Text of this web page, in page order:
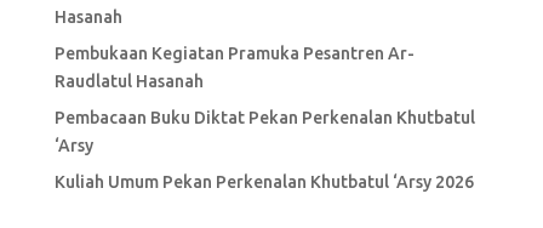
Hasanah
Pembukaan Kegiatan Pramuka Pesantren Ar-
Raudlatul Hasanah
Pembacaan Buku Diktat Pekan Perkenalan Khutbatul
‘Arsy
Kuliah Umum Pekan Perkenalan Khutbatul ‘Arsy 2026